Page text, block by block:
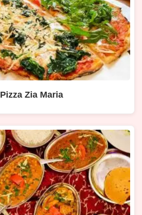
Pizza Zia Maria